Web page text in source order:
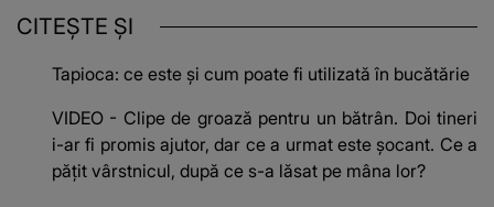
CITEȘTE ȘI
Tapioca: ce este și cum poate fi utilizată în bucătărie
VIDEO - Clipe de groază pentru un bătrân. Doi tineri
i-ar fi promis ajutor, dar ce a urmat este șocant. Ce a
pățit vârstnicul, după ce s-a lăsat pe mâna lor?